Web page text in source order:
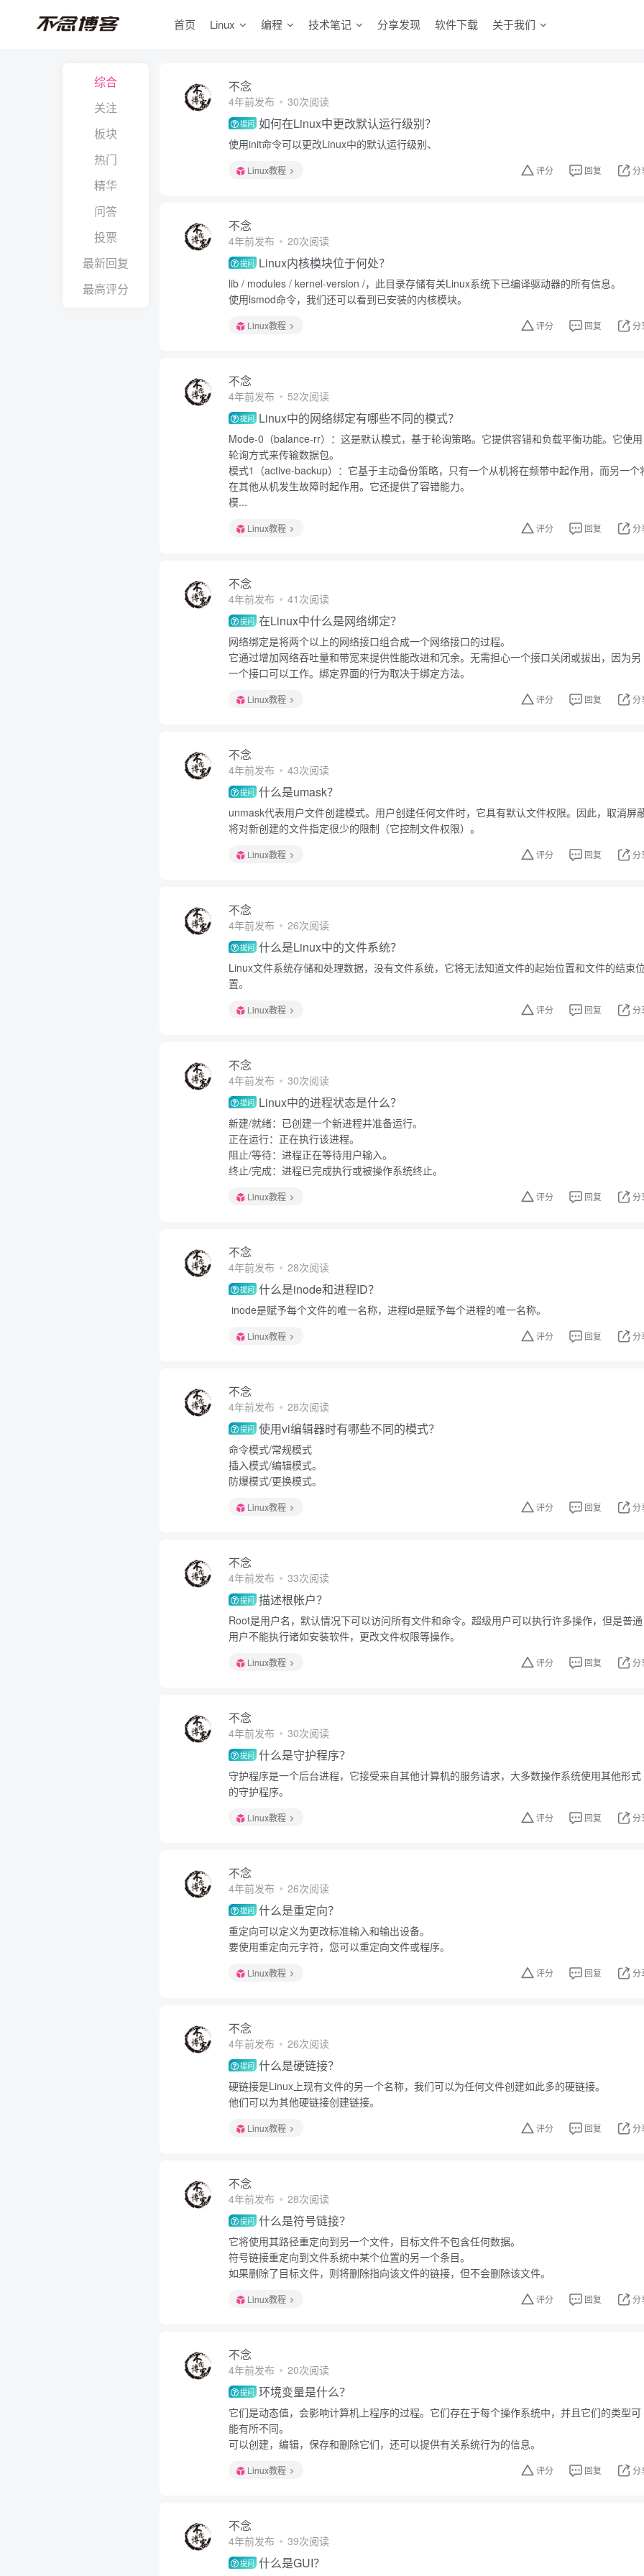
首页 Linux 编程 技术笔记 分享发现 软件下载 关于我们
综合
关注
板块
热门
精华
问答
投票
最新回复
最高评分
不念
4年前发布 30次阅读
提问 如何在Linux中更改默认运行级别？
使用init命令可以更改Linux中的默认运行级别、
Linux教程 评分 回复 分
不念
4年前发布 20次阅读
提问 Linux内核模块位于何处？
lib / modules / kernel-version /，此目录存储有关Linux系统下已编译驱动器的所有信息。
使用lsmod命令，我们还可以看到已安装的内核模块。
Linux教程 评分 回复 分
不念
4年前发布 52次阅读
提问 Linux中的网络绑定有哪些不同的模式？
Mode-0（balance-rr）：这是默认模式，基于轮询策略。它提供容错和负载平衡功能。它使用
轮询方式来传输数据包。
模式1（active-backup）：它基于主动备份策略，只有一个从机将在频带中起作用，而另一个
在其他从机发生故障时起作用。它还提供了容错能力。
模...
Linux教程 评分 回复 分
不念
4年前发布 41次阅读
提问 在Linux中什么是网络绑定？
网络绑定是将两个以上的网络接口组合成一个网络接口的过程。
它通过增加网络吞吐量和带宽来提供性能改进和冗余。无需担心一个接口关闭或拔出，因为另
一个接口可以工作。绑定界面的行为取决于绑定方法。
Linux教程 评分 回复 分
不念
4年前发布 43次阅读
提问 什么是umask？
unmask代表用户文件创建模式。用户创建任何文件时，它具有默认文件权限。因此，取消屏
将对新创建的文件指定很少的限制（它控制文件权限）。
Linux教程 评分 回复 分
不念
4年前发布 26次阅读
提问 什么是Linux中的文件系统？
Linux文件系统存储和处理数据，没有文件系统，它将无法知道文件的起始位置和文件的结束
置。
Linux教程 评分 回复 分
不念
4年前发布 30次阅读
提问 Linux中的进程状态是什么？
新建/就绪：已创建一个新进程并准备运行。
正在运行：正在执行该进程。
阻止/等待：进程正在等待用户输入。
终止/完成：进程已完成执行或被操作系统终止。
Linux教程 评分 回复 分
不念
4年前发布 28次阅读
提问 什么是inode和进程ID？
inode是赋予每个文件的唯一名称，进程id是赋予每个进程的唯一名称。
Linux教程 评分 回复 分
不念
4年前发布 28次阅读
提问 使用vi编辑器时有哪些不同的模式？
命令模式/常规模式
插入模式/编辑模式。
防爆模式/更换模式。
Linux教程 评分 回复 分
不念
4年前发布 33次阅读
提问 描述根帐户？
Root是用户名，默认情况下可以访问所有文件和命令。超级用户可以执行许多操作，但是普通
用户不能执行诸如安装软件，更改文件权限等操作。
Linux教程 评分 回复 分
不念
4年前发布 30次阅读
提问 什么是守护程序？
守护程序是一个后台进程，它接受来自其他计算机的服务请求，大多数操作系统使用其他形式
的守护程序。
Linux教程 评分 回复 分
不念
4年前发布 26次阅读
提问 什么是重定向？
重定向可以定义为更改标准输入和输出设备。
要使用重定向元字符，您可以重定向文件或程序。
Linux教程 评分 回复 分
不念
4年前发布 26次阅读
提问 什么是硬链接？
硬链接是Linux上现有文件的另一个名称，我们可以为任何文件创建如此多的硬链接。
他们可以为其他硬链接创建链接。
Linux教程 评分 回复 分
不念
4年前发布 28次阅读
提问 什么是符号链接？
它将使用其路径重定向到另一个文件，目标文件不包含任何数据。
符号链接重定向到文件系统中某个位置的另一个条目。
如果删除了目标文件，则将删除指向该文件的链接，但不会删除该文件。
Linux教程 评分 回复 分
不念
4年前发布 20次阅读
提问 环境变量是什么？
它们是动态值，会影响计算机上程序的过程。它们存在于每个操作系统中，并且它们的类型可
能有所不同。
可以创建，编辑，保存和删除它们，还可以提供有关系统行为的信息。
Linux教程 评分 回复 分
不念
4年前发布 39次阅读
提问 什么是GUI？